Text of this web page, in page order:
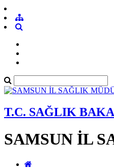
T.C. SAĞLIK
SAMSUN İL